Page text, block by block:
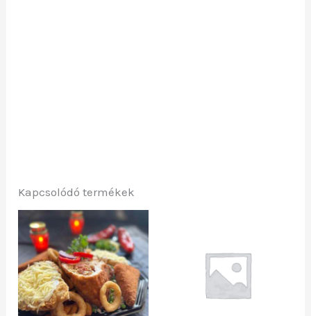
Kapcsolódó termékek